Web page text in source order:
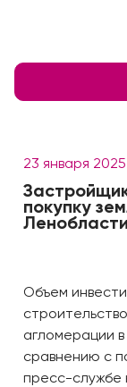
23 января 2025
покупку
Ленобласти
Объем
агломерации в
сравнению с
пресс-службе